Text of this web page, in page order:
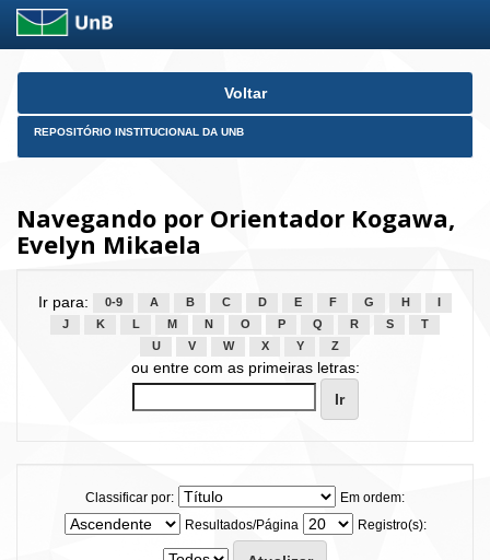
Skip
Voltar
REPOSITÓRIO INSTITUCIONAL DA UNB
Navegando por Orientador Kogawa,
Evelyn Mikaela
Ir para: 0-9 A B C D E F G H
J
K L M N O P Q R S
T
U
V W X Y Z
ou entre com as primeiras letras:
Classificar por:
Em ordem:
Resultados/Página
Registro(s):